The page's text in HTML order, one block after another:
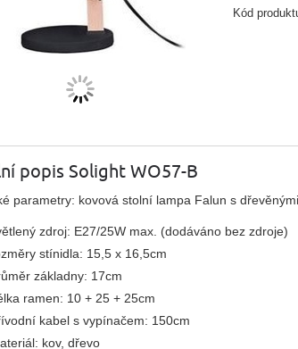
Kód
popis Solight WO57-B
parametry: kovová stolní lampa Falun s
zdroj: E27/25W max. (dodáváno bez zdroje)
stínidla: 15,5 x 16,5cm
základny: 17cm
ramen: 10 + 25 + 25cm
kabel s vypínačem: 150cm
kov, dřevo